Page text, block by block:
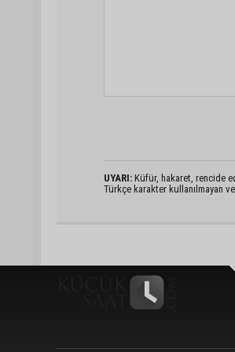
UYARI: Küfür, hakaret, rencide
Türkçe karakter kullanılmayan